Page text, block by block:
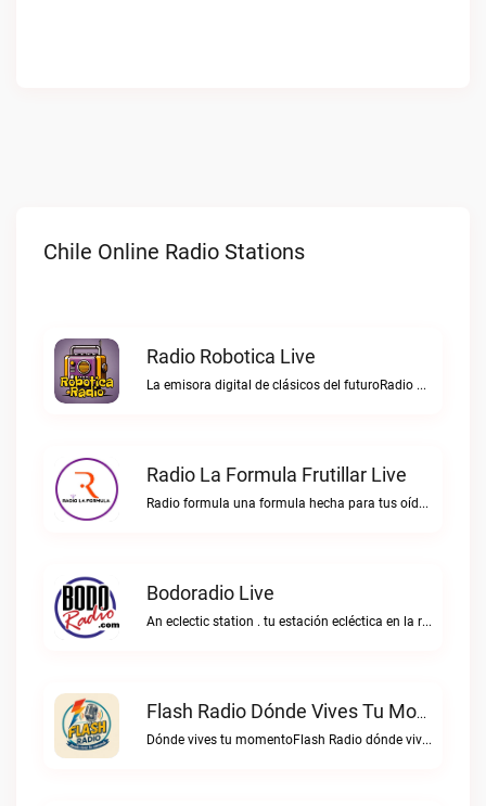
Chile Online Radio Stations
Radio Robotica Live
La emisora digital de clásicos del futuroRadio Robotica live
Radio La Formula Frutillar Live
Radio formula una formula hecha para tus oídos.Radio La Formula Frutillar live
Bodoradio Live
An eclectic station . tu estación ecléctica en la red."Bodoradio live
Flash Radio Dónde Vives Tu Momento Live
Dónde vives tu momentoFlash Radio dónde vives tu momento live